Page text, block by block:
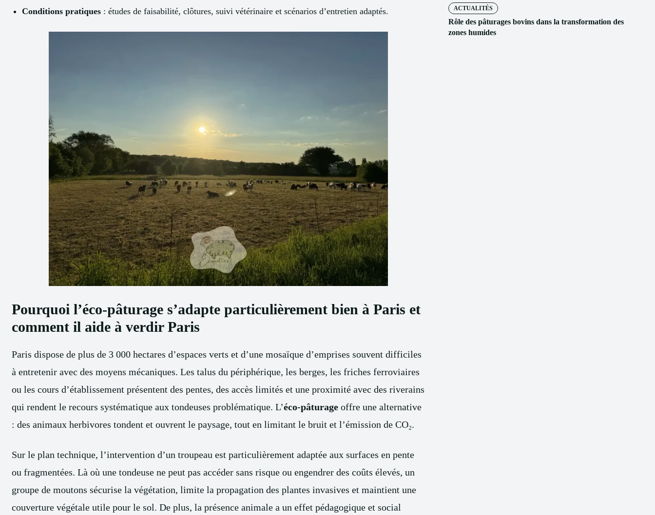
Conditions pratiques : études de faisabilité, clôtures, suivi vétérinaire et scénarios d’entretien adaptés.
Pourquoi l’éco-pâturage s’adapte particulièrement bien à Paris et
comment il aide à verdir Paris
Paris dispose de plus de 3 000 hectares d’espaces verts et d’une mosaïque d’emprises souvent difficiles
à entretenir avec des moyens mécaniques. Les talus du périphérique, les berges, les friches ferroviaires
ou les cours d’établissement présentent des pentes, des accès limités et une proximité avec des riverains
qui rendent le recours systématique aux tondeuses problématique. L’éco-pâturage offre une alternative
: des animaux herbivores tondent et ouvrent le paysage, tout en limitant le bruit et l’émission de CO₂.
Sur le plan technique, l’intervention d’un troupeau est particulièrement adaptée aux surfaces en pente
ou fragmentées. Là où une tondeuse ne peut pas accéder sans risque ou engendrer des coûts élevés, un
groupe de moutons sécurise la végétation, limite la propagation des plantes invasives et maintient une
couverture végétale utile pour le sol. De plus, la présence animale a un effet pédagogique et social
ACTUALITÉS
Rôle des pâturages bovins dans la transformation des
zones humides